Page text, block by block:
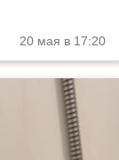
20 мая в 17:20